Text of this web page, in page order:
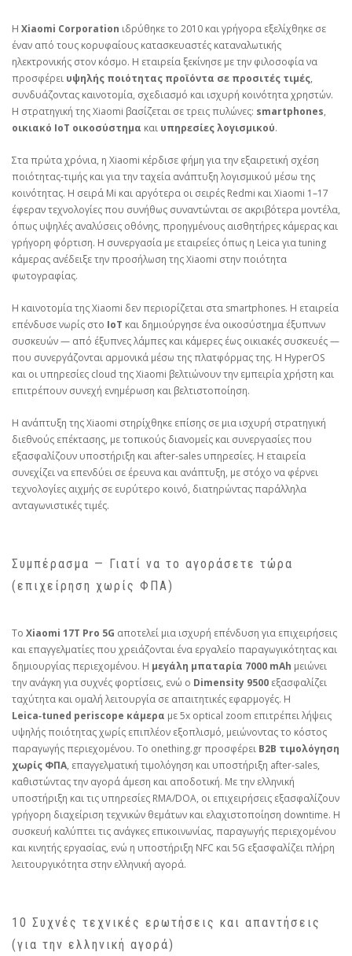
Η Xiaomi Corporation ιδρύθηκε το 2010 και γρήγορα εξελίχθηκε σε
έναν από τους κορυφαίους κατασκευαστές καταναλωτικής
ηλεκτρονικής στον κόσμο. Η εταιρεία ξεκίνησε με την φιλοσοφία να
προσφέρει υψηλής ποιότητας προϊόντα σε προσιτές τιμές,
συνδυάζοντας καινοτομία, σχεδιασμό και ισχυρή κοινότητα χρηστών.
Η στρατηγική της Xiaomi βασίζεται σε τρεις πυλώνες: smartphones,
οικιακό IoT οικοσύστημα και υπηρεσίες λογισμικού.
Στα πρώτα χρόνια, η Xiaomi κέρδισε φήμη για την εξαιρετική σχέση
ποιότητας‑τιμής και για την ταχεία ανάπτυξη λογισμικού μέσω της
κοινότητας. Η σειρά Mi και αργότερα οι σειρές Redmi και Xiaomi 1–17
έφεραν τεχνολογίες που συνήθως συναντώνται σε ακριβότερα μοντέλα,
όπως υψηλές αναλύσεις οθόνης, προηγμένους αισθητήρες κάμερας και
γρήγορη φόρτιση. Η συνεργασία με εταιρείες όπως η Leica για tuning
κάμερας ανέδειξε την προσήλωση της Xiaomi στην ποιότητα
φωτογραφίας.
Η καινοτομία της Xiaomi δεν περιορίζεται στα smartphones. Η εταιρεία
επένδυσε νωρίς στο IoT και δημιούργησε ένα οικοσύστημα έξυπνων
συσκευών — από έξυπνες λάμπες και κάμερες έως οικιακές συσκευές —
που συνεργάζονται αρμονικά μέσω της πλατφόρμας της. Η HyperOS
και οι υπηρεσίες cloud της Xiaomi βελτιώνουν την εμπειρία χρήστη και
επιτρέπουν συνεχή ενημέρωση και βελτιστοποίηση.
Η ανάπτυξη της Xiaomi στηρίχθηκε επίσης σε μια ισχυρή στρατηγική
διεθνούς επέκτασης, με τοπικούς διανομείς και συνεργασίες που
εξασφαλίζουν υποστήριξη και after‑sales υπηρεσίες. Η εταιρεία
συνεχίζει να επενδύει σε έρευνα και ανάπτυξη, με στόχο να φέρνει
τεχνολογίες αιχμής σε ευρύτερο κοινό, διατηρώντας παράλληλα
ανταγωνιστικές τιμές.
Συμπέρασμα — Γιατί να το αγοράσετε τώρα
(επιχείρηση χωρίς ΦΠΑ)
Το Xiaomi 17T Pro 5G αποτελεί μια ισχυρή επένδυση για επιχειρήσεις
και επαγγελματίες που χρειάζονται ένα εργαλείο παραγωγικότητας και
δημιουργίας περιεχομένου. Η μεγάλη μπαταρία 7000 mAh μειώνει
την ανάγκη για συχνές φορτίσεις, ενώ ο Dimensity 9500 εξασφαλίζει
ταχύτητα και ομαλή λειτουργία σε απαιτητικές εφαρμογές. Η
Leica‑tuned periscope κάμερα με 5x optical zoom επιτρέπει λήψεις
υψηλής ποιότητας χωρίς επιπλέον εξοπλισμό, μειώνοντας το κόστος
παραγωγής περιεχομένου. Το onething.gr προσφέρει B2B τιμολόγηση
χωρίς ΦΠΑ, επαγγελματική τιμολόγηση και υποστήριξη after‑sales,
καθιστώντας την αγορά άμεση και αποδοτική. Με την ελληνική
υποστήριξη και τις υπηρεσίες RMA/DOA, οι επιχειρήσεις εξασφαλίζουν
γρήγορη διαχείριση τεχνικών θεμάτων και ελαχιστοποίηση downtime. Η
συσκευή καλύπτει τις ανάγκες επικοινωνίας, παραγωγής περιεχομένου
και κινητής εργασίας, ενώ η υποστήριξη NFC και 5G εξασφαλίζει πλήρη
λειτουργικότητα στην ελληνική αγορά.
10 Συχνές τεχνικές ερωτήσεις και απαντήσεις
(για την ελληνική αγορά)